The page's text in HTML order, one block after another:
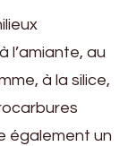
l’amiante, au
à la silice,
également un